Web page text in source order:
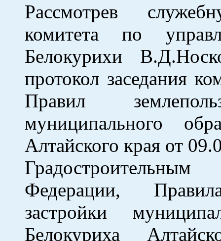
Рассмотрев
комитета по
Белокурихи
протокол заседания
Правил
муниципального
Алтайского края от
Федерации,
застройки
Белокуриха